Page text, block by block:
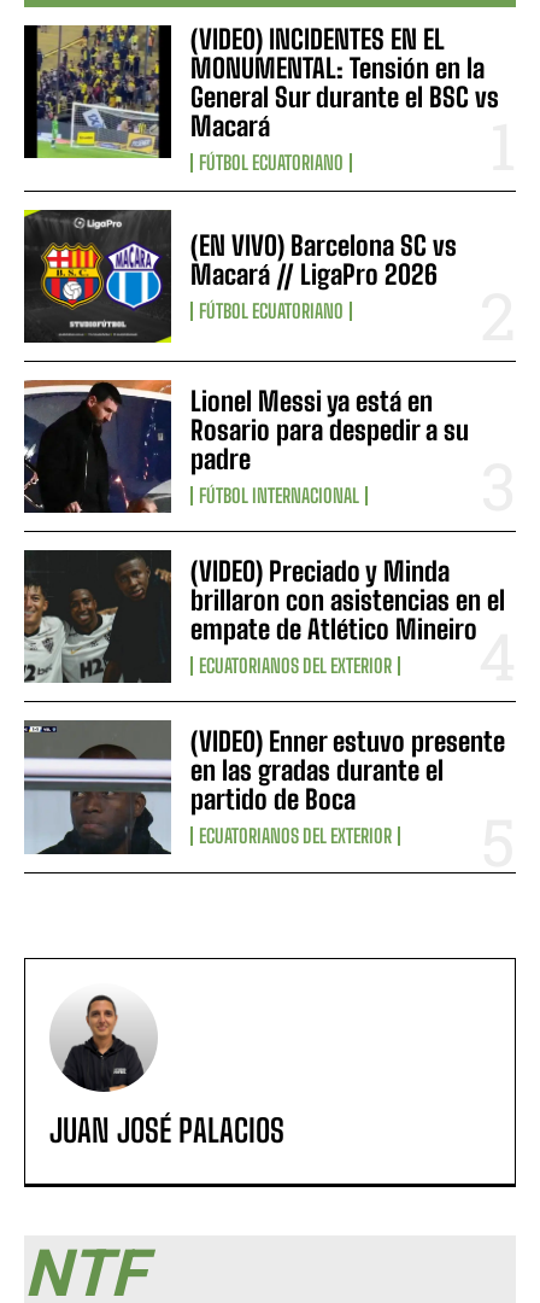
(VIDEO) INCIDENTES EN EL
MONUMENTAL: Tensión en la
General Sur durante el BSC vs
Macará
FÚTBOL ECUATORIANO
(EN VIVO) Barcelona SC vs
Macará // LigaPro 2026
FÚTBOL ECUATORIANO
Lionel Messi ya está en
Rosario para despedir a su
padre
FÚTBOL INTERNACIONAL
(VIDEO) Preciado y Minda
brillaron con asistencias en el
empate de Atlético Mineiro
ECUATORIANOS DEL EXTERIOR
(VIDEO) Enner estuvo presente
en las gradas durante el
partido de Boca
ECUATORIANOS DEL EXTERIOR
JUAN JOSÉ PALACIOS
NTF